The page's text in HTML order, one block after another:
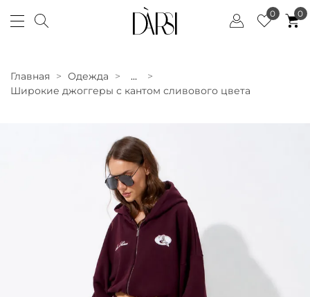
0 0
Главная Одежда
...
Широкие джоггеры с кантом сливового цвета